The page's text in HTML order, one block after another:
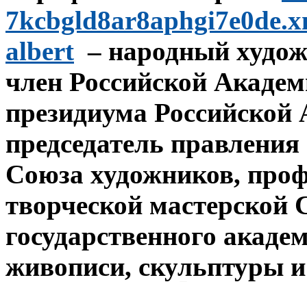
albert – народный
член Российской
президиума Российской
председатель
Союза художников,
творческой мастерской
государственного
живописи, скульптуры